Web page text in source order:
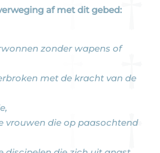
af met dit gebed:
zonder wapens of
met de kracht van de
vrouwen die op paasochtend